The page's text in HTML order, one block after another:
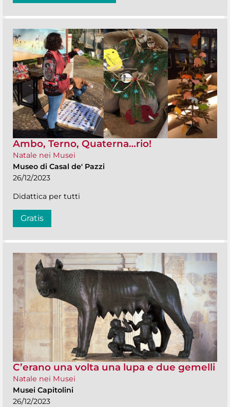
Ambo, Terno, Quaterna…rio!
Natale nei Musei
Museo di Casal de' Pazzi
26/12/2023
Didattica per tutti
Gratis
C’erano una volta una lupa e due gemelli
Natale nei Musei
Musei Capitolini
26/12/2023